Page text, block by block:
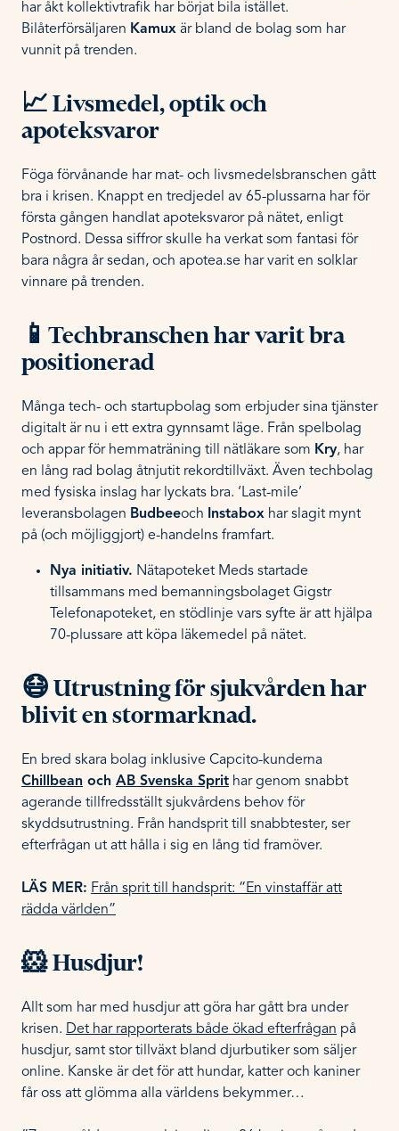
har åkt kollektivtrafik har börjat bila istället.
Bilåterförsäljaren Kamux är bland de bolag som har
vunnit på trenden.
📈 Livsmedel, optik och
apoteksvaror
Föga förvånande har mat- och livsmedelsbranschen gått
bra i krisen. Knappt en tredjedel av 65-plussarna har för
första gången handlat apoteksvaror på nätet, enligt
Postnord. Dessa siffror skulle ha verkat som fantasi för
bara några år sedan, och apotea.se har varit en solklar
vinnare på trenden.
📱Techbranschen har varit bra
positionerad
Många tech- och startupbolag som erbjuder sina tjänster
digitalt är nu i ett extra gynnsamt läge. Från spelbolag
och appar för hemmaträning till nätläkare som Kry, har
en lång rad bolag åtnjutit rekordtillväxt. Även techbolag
med fysiska inslag har lyckats bra. ‘Last-mile’
leveransbolagen Budbeeoch Instabox har slagit mynt
på (och möjliggjort) e-handelns framfart.
Nya initiativ. Nätapoteket Meds startade
tillsammans med bemanningsbolaget Gigstr
Telefonapoteket, en stödlinje vars syfte är att hjälpa
70-plussare att köpa läkemedel på nätet.
😷 Utrustning för sjukvården har
blivit en stormarknad.
En bred skara bolag inklusive Capcito-kunderna
Chillbean och AB Svenska Sprit har genom snabbt
agerande tillfredsställt sjukvårdens behov för
skyddsutrustning. Från handsprit till snabbtester, ser
efterfrågan ut att hålla i sig en lång tid framöver.
LÄS MER: Från sprit till handsprit: “En vinstaffär att
rädda världen”
🐹 Husdjur!
Allt som har med husdjur att göra har gått bra under
krisen. Det har rapporterats både ökad efterfrågan på
husdjur, samt stor tillväxt bland djurbutiker som säljer
online. Kanske är det för att hundar, katter och kaniner
får oss att glömma alla världens bekymmer…